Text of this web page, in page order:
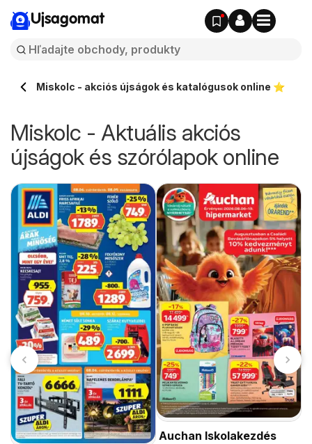
Ujsagomat
Miskolc - akciós újságok és katalógusok online ⭐️
Miskolc - Aktuális akciós
újságok és szórólapok online
Auchan Iskolakezdés